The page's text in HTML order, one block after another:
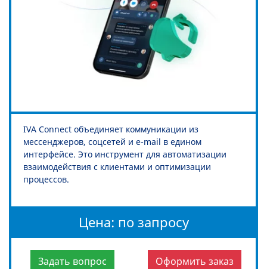
IVA Connect объединяет коммуникации из
мессенджеров, соцсетей и e-mail в едином
интерфейсе. Это инструмент для автоматизации
взаимодействия с клиентами и оптимизации
процессов.
Цена: по запросу
Задать вопрос Оформить заказ